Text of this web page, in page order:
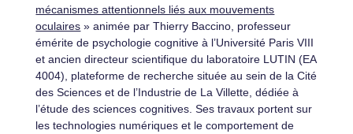
mécanismes attentionnels liés aux mouvements
oculaires » animée par Thierry Baccino, professeur
émérite de psychologie cognitive à l’Université Paris VIII
et ancien directeur scientifique du laboratoire LUTIN (EA
4004), plateforme de recherche située au sein de la Cité
des Sciences et de l’Industrie de La Villette, dédiée à
l’étude des sciences cognitives. Ses travaux portent sur
les technologies numériques et le comportement de